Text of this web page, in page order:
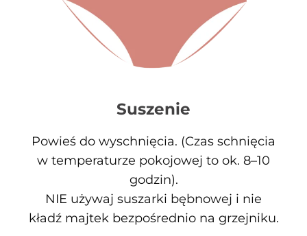
Suszenie
Powieś do wyschnięcia. (Czas schnięcia
w temperaturze pokojowej to ok. 8–10
godzin).
NIE używaj suszarki bębnowej i nie
kładź majtek bezpośrednio na grzejniku.